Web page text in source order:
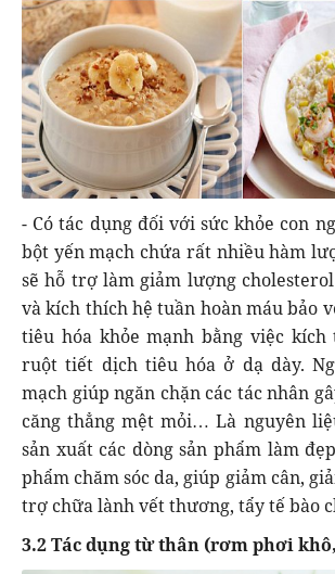
- Có tác dụng đối với sức khỏe con
bột yến mạch chứa rất nhiều hàm
sẽ hỗ trợ làm giảm lượng
và kích thích hệ tuần hoàn máu bảo
tiêu hóa khỏe mạnh bằng việc
ruột tiết dịch tiêu hóa ở dạ dày.
mạch giúp ngăn chặn các tác nhân
căng thẳng mệt mỏi… Là nguyên
sản xuất các dòng sản phẩm làm
phẩm chăm sóc da, giúp giảm cân,
trợ chữa lành vết thương, tẩy tế bào
3.2 Tác dụng từ thân (rơm phơi